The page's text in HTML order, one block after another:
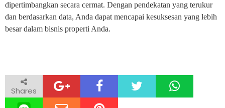
dipertimbangkan secara cermat. Dengan pendekatan yang terukur
dan berdasarkan data, Anda dapat mencapai kesuksesan yang lebih
besar dalam bisnis properti Anda.
Shares